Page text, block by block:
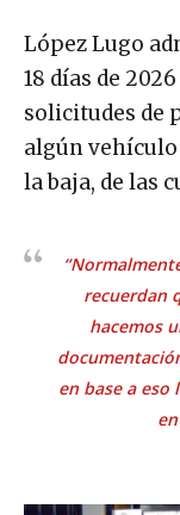
López Lugo
18 días de
solicitudes de
algún vehículo
la baja, de las
recuerdan
hacemos
en base a eso